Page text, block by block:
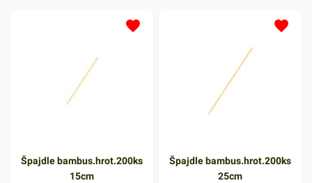
Poskytujú naozaj rôznorodé
pevného bambusu, vďaka
ktorému sú biologicky
odbúrateľné a nezávadné pre
s rozmerom 15cm. V našej
Špajdle bambus.hrot.200ks
15cm
Špajdle bambus.hrot.200ks
25cm